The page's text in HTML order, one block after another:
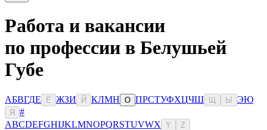
Работа и вакансии
по профессии в Белушьей
Губе
АБВГДЕ Ё ЖЗИ Й КЛМН О ПРСТУФХЦЧШ Ы ЭЮ
Я
#
ABCDEFGHIJKLMNOPQRSTUVWX Y Z